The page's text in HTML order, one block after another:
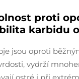
proti
karbidu
jsou oproti
vydrží